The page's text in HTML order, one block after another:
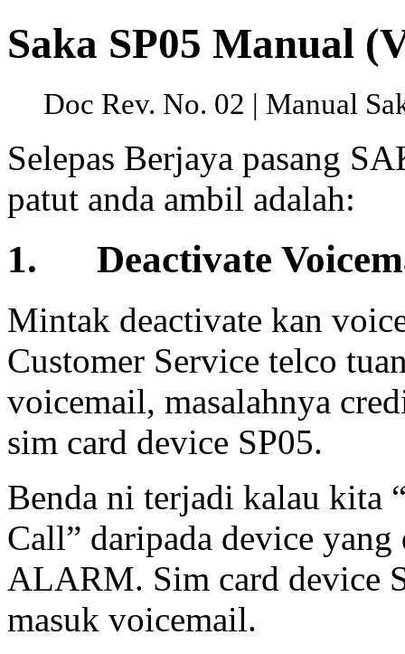
Saka SP05 Manual
Doc Rev. No. 02 | Manual
Selepas Berjaya pasang
patut anda ambil adalah:
1. Deactivate
Mintak deactivate kan
Customer Service telco
voicemail, masalahnya
sim card device SP05.
Benda ni terjadi kalau kita
Call” daripada device
ALARM. Sim card device
masuk voicemail.